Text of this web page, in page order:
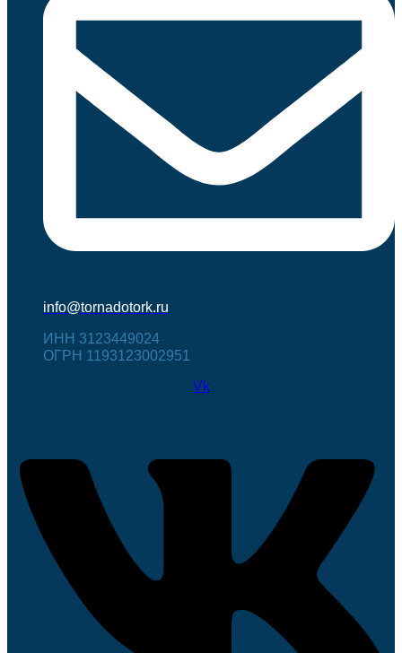
info@tornadotork.ru
ИНН 3123449024
ОГРН 1193123002951
Vk